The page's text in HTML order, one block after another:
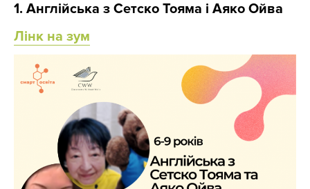
1. Англійська з Сетско Тояма і Аяко Ойва
Лінк на зум